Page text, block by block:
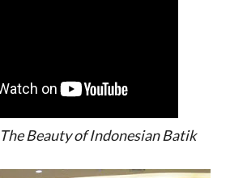
Beauty of Indonesian Batik